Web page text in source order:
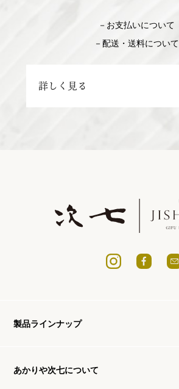
－お支払いについて
－配送・送料について
詳しく見る
製品ラインナップ
あかりや次七について